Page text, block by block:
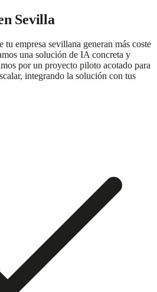
Sevilla
tu empresa sevillana generan más coste
una solución de IA concreta y
por un proyecto piloto acotado para
integrando la solución con tus